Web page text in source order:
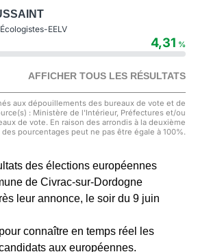
EELV
4,31 %
AFFICHER TOUS LES RÉSULTATS
aux dépouillements des bureaux de vote et de
: Ministère de l'Intérieur, Préfectures et/ou
de vote. En raison des arrondis à la deuxième
pourcentages peut ne pas être égale à 100%.
des élections européennes
de Civrac-sur-Dordogne
leur annonce, le soir du 9 juin
connaître en temps réel les
aux européennes.